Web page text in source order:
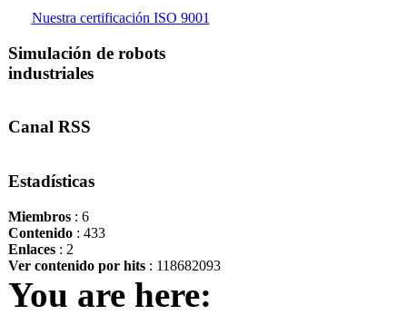
Nuestra certificación ISO 9001
Simulación de robots
industriales
Canal RSS
Estadísticas
Miembros: 6
Contenido: 433
Enlaces: 2
Ver contenido por hits: 118682093
You are here: